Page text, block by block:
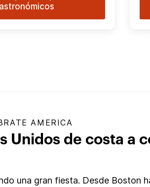
AMERICA
Unidos de costa a
una gran fiesta. Desde Boston